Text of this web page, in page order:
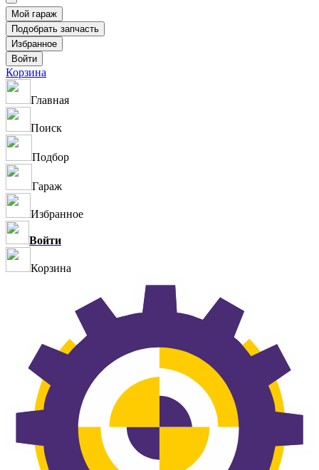
Корзина
Главная
Поиск
Подбор
Гараж
Избранное
Войти
Корзина